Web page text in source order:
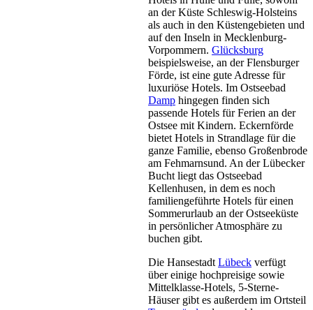
an der Küste Schleswig-Holsteins
als auch in den Küstengebieten und
auf den Inseln in Mecklenburg-
Vorpommern. Glücksburg
beispielsweise, an der Flensburger
Förde, ist eine gute Adresse für
luxuriöse Hotels. Im Ostseebad
Damp hingegen finden sich
passende Hotels für Ferien an der
Ostsee mit Kindern. Eckernförde
bietet Hotels in Strandlage für die
ganze Familie, ebenso Großenbrode
am Fehmarnsund. An der Lübecker
Bucht liegt das Ostseebad
Kellenhusen, in dem es noch
familiengeführte Hotels für einen
Sommerurlaub an der Ostseeküste
in persönlicher Atmosphäre zu
buchen gibt.
Die Hansestadt Lübeck verfügt
über einige hochpreisige sowie
Mittelklasse-Hotels, 5-Sterne-
Häuser gibt es außerdem im Ortsteil